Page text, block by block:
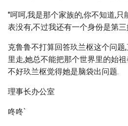
"呵呵,我是那个家族的,你不知道,
表没有,不过我还有一个身份是第
克鲁鲁不打算回答玖兰枢这个问题
里走,她总不能把那个世界里的始
不好玖兰枢觉得她是脑袋出问题.
理事长办公室
咚咚`